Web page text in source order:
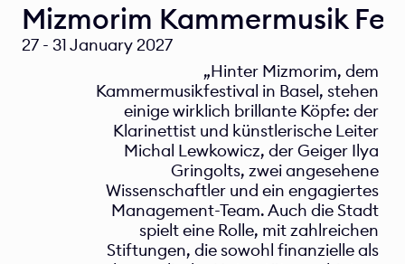
Mizmorim Kammermusik
27 - 31 January 2027
„Hinter Mizmorim, dem
Kammermusikfestival in Basel, stehen
einige wirklich brillante Köpfe: der
Klarinettist und künstlerische Leiter
Michal Lewkowicz, der Geiger Ilya
Gringolts, zwei angesehene
Wissenschaftler und ein engagiertes
Management-Team. Auch die Stadt
spielt eine Rolle, mit zahlreichen
Stiftungen, die sowohl finanzielle als